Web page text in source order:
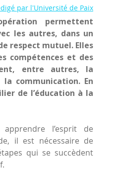
par l'Université de Paix
permettent
les autres, dans un
respect mutuel. Elles
compétences et des
entre autres, la
communication. En
de l’éducation à la
l’esprit de
il est nécessaire de
qui se succèdent